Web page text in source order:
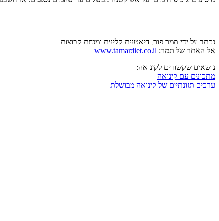
נכתב על ידי תמר פור, דיאטנית קלינית ומנחת קבוצות.
אל האתר של תמר: www.tamardiet.co.il
נושאים שקשורים לקינואה:
מתכונים עם קינואה
ערכים תזונתיים של קינואה מבושלת